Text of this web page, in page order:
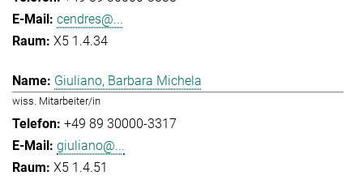
cendres@...
X5 1.4.34
Giuliano, Barbara Michela
wiss. Mitarbeiter/in
+49 89 30000-3317
giuliano@...
X5 1.4.51